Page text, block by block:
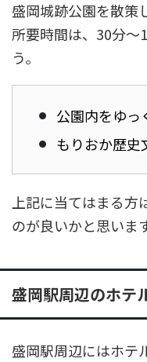
盛岡城跡公園を散策
所要時間は、30分〜
う。
公園内をゆっ
もりおか歴史
上記に当てはまる方
のが良いかと思います
盛岡駅周辺のホテ
盛岡駅周辺にはホテ